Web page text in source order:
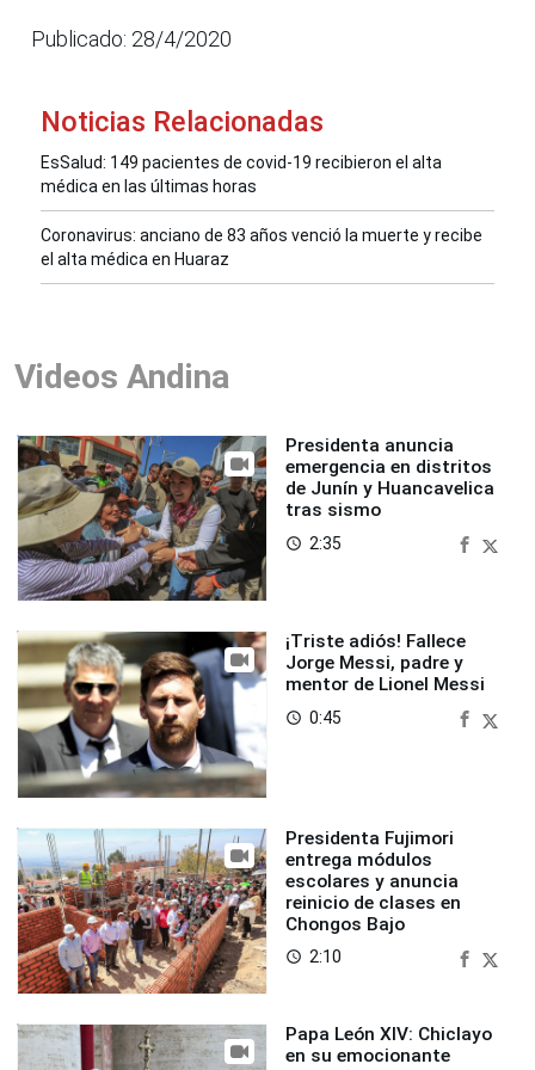
Publicado: 28/4/2020
Noticias Relacionadas
EsSalud: 149 pacientes de covid-19 recibieron el alta
médica en las últimas horas
Coronavirus: anciano de 83 años venció la muerte y recibe
el alta médica en Huaraz
Videos Andina
Presidenta anuncia
emergencia en distritos
de Junín y Huancavelica
tras sismo
access_time 2:35
¡Triste adiós! Fallece
Jorge Messi, padre y
mentor de Lionel Messi
access_time 0:45
Presidenta Fujimori
entrega módulos
escolares y anuncia
reinicio de clases en
Chongos Bajo
access_time 2:10
Papa León XIV: Chiclayo
en su emocionante